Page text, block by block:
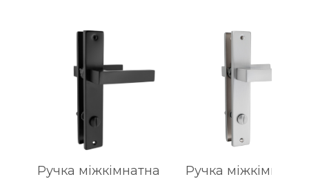
Ручка міжкімнатна
Ручка міжкімнатна